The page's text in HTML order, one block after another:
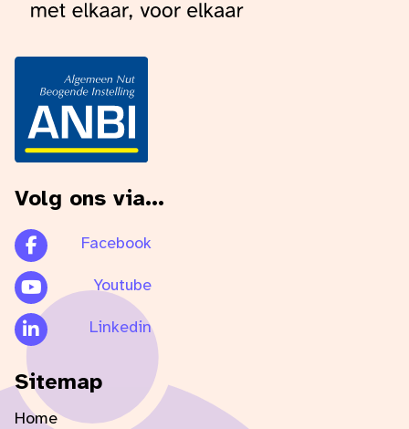
Sitemap
Home
Volg ons via...
Facebook
Youtube
Linkedin